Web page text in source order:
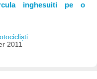
inghesuiti pe o
2011